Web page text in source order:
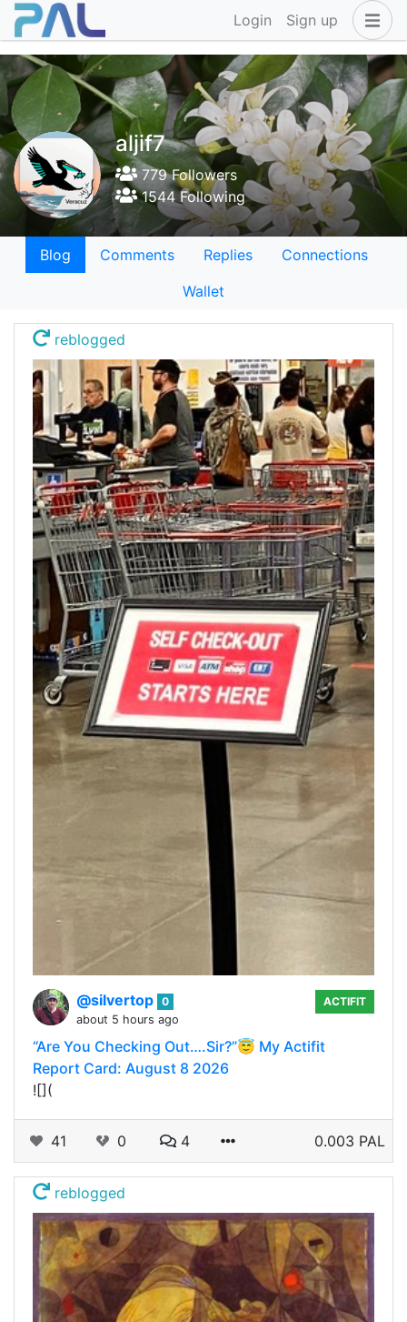
Login Sign up
aljif7
779 Followers
1544 Following
Blog Comments Replies
Connections
Wallet
reblogged
@silvertop 0
about 5 hours ago
ACTIFIT
“Are You Checking Out….Sir?”😇 My Actifit
Report Card: August 8 2026
![](
41 0 4 0.003 PAL
reblogged